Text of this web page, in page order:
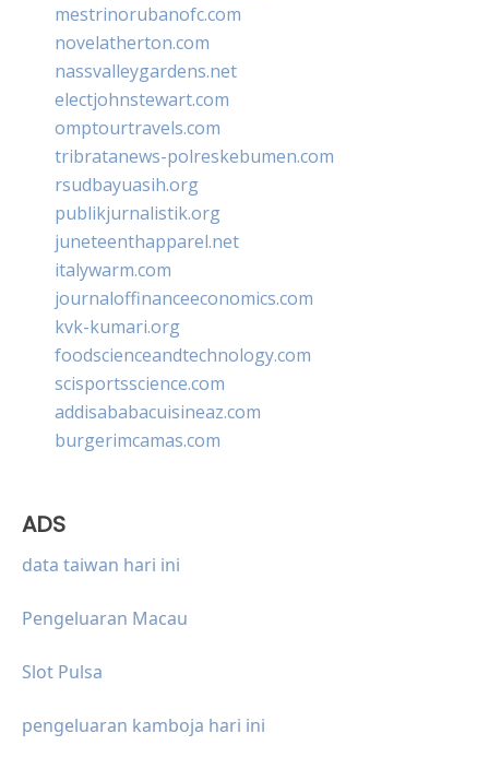
mestrinorubanofc.com
novelatherton.com
nassvalleygardens.net
electjohnstewart.com
omptourtravels.com
tribratanews-polreskebumen.com
rsudbayuasih.org
publikjurnalistik.org
juneteenthapparel.net
italywarm.com
journaloffinanceeconomics.com
kvk-kumari.org
foodscienceandtechnology.com
scisportsscience.com
addisababacuisineaz.com
burgerimcamas.com
ADS
data taiwan hari ini
Pengeluaran Macau
Slot Pulsa
pengeluaran kamboja hari ini